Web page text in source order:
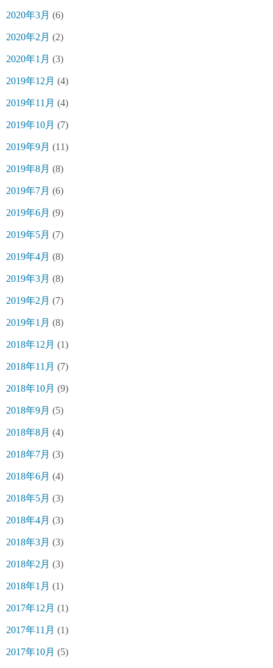
2020年3月 (6)
2020年2月 (2)
2020年1月 (3)
2019年12月 (4)
2019年11月 (4)
2019年10月 (7)
2019年9月 (11)
2019年8月 (8)
2019年7月 (6)
2019年6月 (9)
2019年5月 (7)
2019年4月 (8)
2019年3月 (8)
2019年2月 (7)
2019年1月 (8)
2018年12月 (1)
2018年11月 (7)
2018年10月 (9)
2018年9月 (5)
2018年8月 (4)
2018年7月 (3)
2018年6月 (4)
2018年5月 (3)
2018年4月 (3)
2018年3月 (3)
2018年2月 (3)
2018年1月 (1)
2017年12月 (1)
2017年11月 (1)
2017年10月 (5)